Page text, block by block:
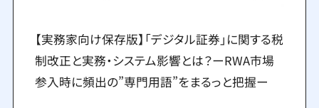
【実務家向け保存版】「デジタル証券」に関する税
制改正と実務・システム影響とは？ーRWA市場
参入時に頻出の”専門用語”をまるっと把握ー